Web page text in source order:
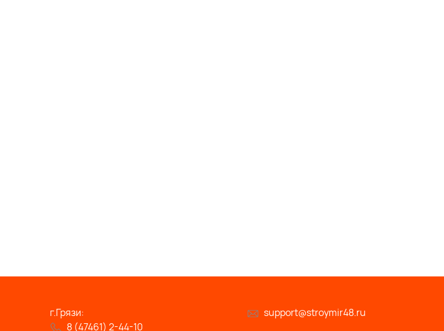
support@stroymir48.ru
г.Грязи:
8 (47461) 2-44-10